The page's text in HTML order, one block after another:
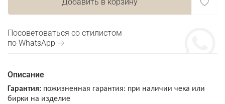
Посоветоваться со стилистом
по WhatsApp →
Описание
Гарантия: пожизненная гарантия: при наличии чека или
бирки на изделие